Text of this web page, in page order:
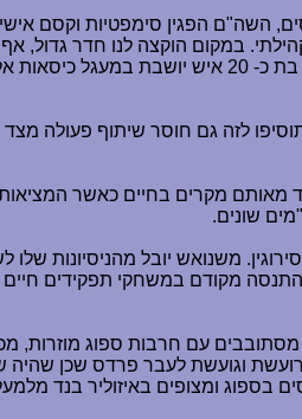
10 שחקנים, כולם בוגרים מאתנו ונראים מנוסים, השה"ם הפגין
התרבות הקהילתי. במקום הוקצה לנו
פנימיות התחילו לצוץ מיד. הניסיון הראשוני היה לשחק בקבוצה אחת גדולה
טוב- היה לך הרבה זמן לחשוב על מה שתעשה מכיוון שזמן ההמתנה לתורך לדבר היה
מאותם מקרים בחיים כאשר
משנואש יובל מהניסיונות
מקודם במשחקי תפקידים חיים
עם חרבות ספוג מוזרות,
רועשת וגועשת לעבר פרדס שכן
ומצופים באיזוליר בנד